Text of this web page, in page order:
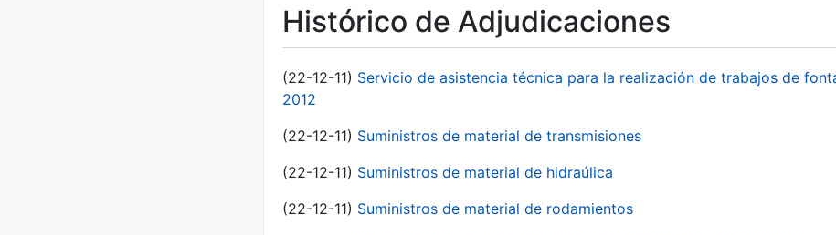
Histórico de Adjudicaciones
(22-12-11) Servicio de asistencia técnica para la realización de trabajos de
2012
(22-12-11) Suministros de material de transmisiones
(22-12-11) Suministros de material de hidraúlica
(22-12-11) Suministros de material de rodamientos